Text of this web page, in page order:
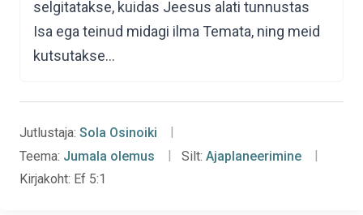
selgitatakse, kuidas Jeesus alati tunnustas
Isa ega teinud midagi ilma Temata, ning meid
kutsutakse…
Jutlustaja: Sola Osinoiki
Teema: Jumala olemus Silt: Ajaplaneerimine
Kirjakoht: Ef 5:1